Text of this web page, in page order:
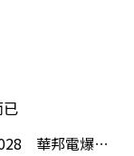
華邦電爆量...